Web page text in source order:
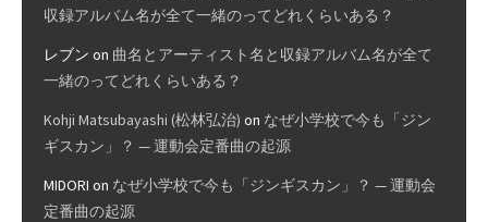
収録アルバム名が全て一緒のってどれくらいある？
レブン on 曲名とアーティスト名と収録アルバム名が全て
一緒のってどれくらいある？
Kohji Matsubayashi (松林弘治) on なぜ小学校で今も「ジン
ギスカン」？ — 運動会定番曲の起源
MIDORI on なぜ小学校で今も「ジンギスカン」？ — 運動会
定番曲の起源